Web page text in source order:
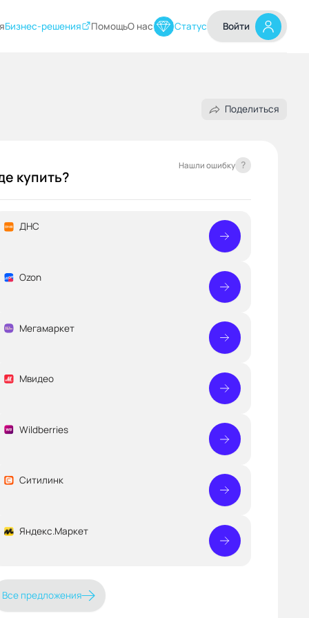
Бизнес-решения ПомощьО нас Статус Войти
Поделиться
купить?
Нашли ошибку ?
ДНС
Ozon
Мегамаркет
Мвидео
Wildberries
Ситилинк
Яндекс.Маркет
Все предложения